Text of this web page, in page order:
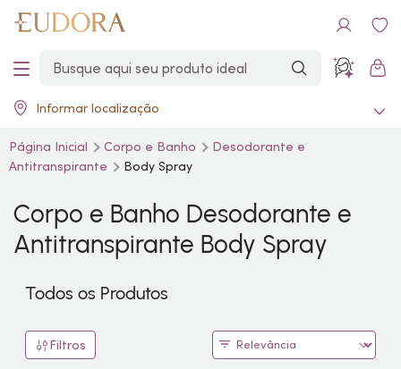
Informar localização
Página Inicial Corpo e Banho
Desodorante e
Antitranspirante
Body Spray
Corpo e Banho Desodorante e
Antitranspirante Body Spray
Todos os Produtos
Filtros